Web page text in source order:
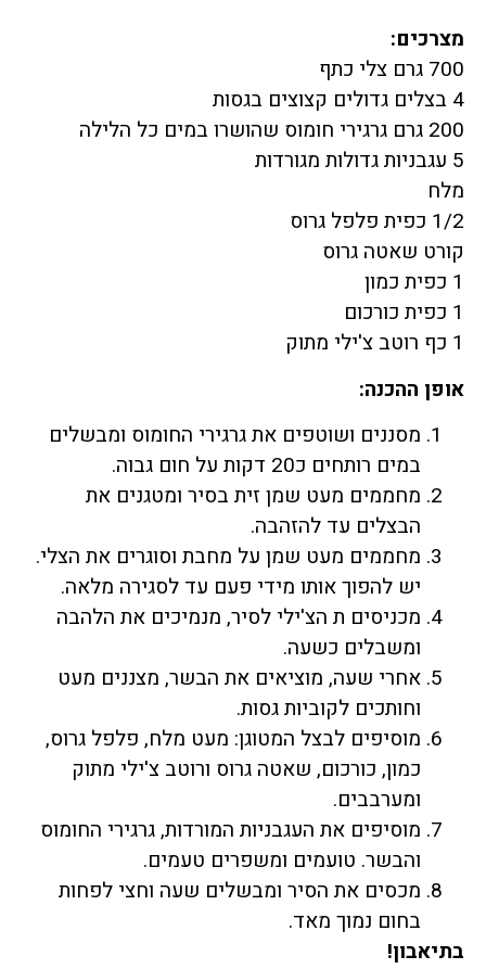
מצרכים:
700 גרם צלי כתף
4 בצלים גדולים קצוצים בגסות
200 גרם גרגירי חומוס שהושרו במים כל הלילה
5 עגבניות גדולות מגורדות
מלח
1/2 כפית פלפל גרוס
קורט שאטה גרוס
1 כפית כמון
1 כפית כורכום
1 כף רוטב צ'ילי מתוק
אופן ההכנה:
מסננים ושוטפים את גרגירי החומוס ומבשלים
במים רותחים כ20 דקות על חום גבוה.
מחממים מעט שמן זית בסיר ומטגנים את
הבצלים עד להזהבה.
מחממים מעט שמן על מחבת וסוגרים את הצלי.
יש להפוך אותו מידי פעם עד לסגירה מלאה.
מכניסים ת הצ'ילי לסיר, מנמיכים את הלהבה
ומשבלים כשעה.
אחרי שעה, מוציאים את הבשר, מצננים מעט
וחותכים לקוביות גסות.
מוסיפים לבצל המטוגן: מעט מלח, פלפל גרוס,
כמון, כורכום, שאטה גרוס ורוטב צ'ילי מתוק
ומערבבים.
מוסיפים את העגבניות המורדות, גרגירי החומוס
והבשר. טועמים ומשפרים טעמים.
מכסים את הסיר ומבשלים שעה וחצי לפחות
בחום נמוך מאד.
בתיאבון!